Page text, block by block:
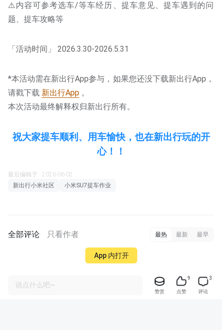
⚠️内容可参考选车/等车经历、提车意见、提车遇到的问
题、提车攻略等
「活动时间」 2026.3.30-2026.5.31
*本活动需在新出行App参与，如果您还没下载新出行App，
请戳下载 新出行App 。
本次活动最终解释权归新出行所有。
祝大家提车顺利、用车愉快，也在新出行玩的开
心！！
最后编辑于 · 2026-06-02
新出行小米社区
小米SU7提车作业
全部评论 只看作者 最热 最新 最早
App 内打开
说点什么吧~
赞赏
9
点赞
3
评论